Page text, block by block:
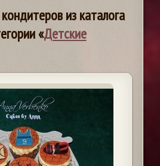
из каталога
«Детские